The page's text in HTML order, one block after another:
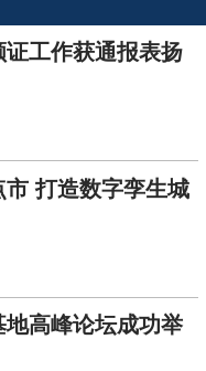
工作获通报表扬
打造数字孪生城
高峰论坛成功举